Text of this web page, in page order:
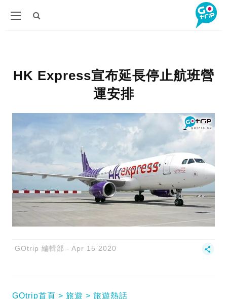
HK Express宣布延長停止航班營
運安排
GOtrip 編輯部 Apr 15 2020
GOtrip首頁 旅遊 旅遊熱話